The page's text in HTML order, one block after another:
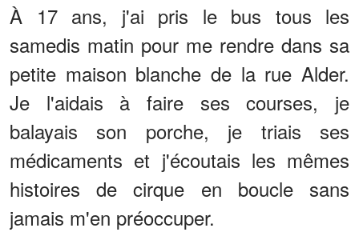
À 17 ans, j'ai pris le bus tous les
samedis matin pour me rendre dans sa
petite maison blanche de la rue Alder.
Je l'aidais à faire ses courses, je
balayais son porche, je triais ses
médicaments et j'écoutais les mêmes
histoires de cirque en boucle sans
jamais m'en préoccuper.